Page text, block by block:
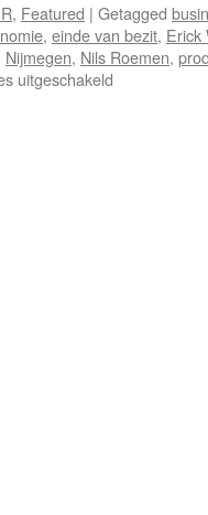
, Featured | Getagged
, einde van bezit, Erick
Nijmegen, Nils Roemen,
uitgeschakeld